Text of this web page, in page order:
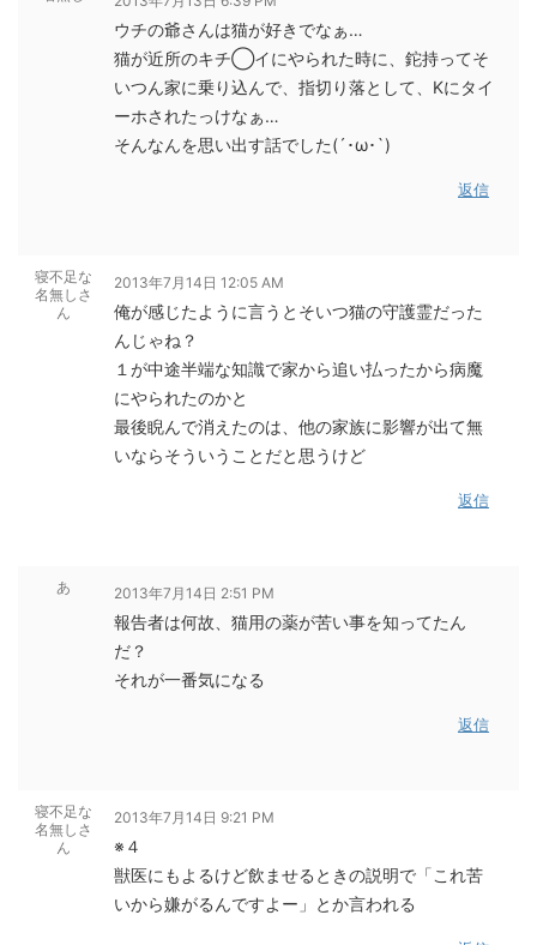
ウチの爺さんは猫が好きでなぁ…
猫が近所のキチ◯イにやられた時に、鉈持ってそ
いつん家に乗り込んで、指切り落として、Kにタイ
ーホされたっけなぁ…
そんなんを思い出す話でした(´･ω･`)
返信
寝不足な
名無しさ
ん
2013年7月14日 12:05 AM
俺が感じたように言うとそいつ猫の守護霊だった
んじゃね？
１が中途半端な知識で家から追い払ったから病魔
にやられたのかと
最後睨んで消えたのは、他の家族に影響が出て無
いならそういうことだと思うけど
返信
あ 2013年7月14日 2:51 PM
報告者は何故、猫用の薬が苦い事を知ってたん
だ？
それが一番気になる
返信
寝不足な
名無しさ
ん
2013年7月14日 9:21 PM
※４
獣医にもよるけど飲ませるときの説明で「これ苦
いから嫌がるんですよー」とか言われる